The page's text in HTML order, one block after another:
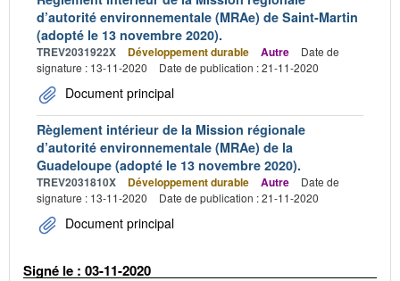
d’autorité environnementale (MRAe) de Saint-Martin
(adopté le 13 novembre 2020).
TREV2031922X Développement durable Autre
Date de
signature : 13-11-2020
Date de publication : 21-11-2020
Document principal
Règlement intérieur de la Mission régionale
d’autorité environnementale (MRAe) de la
Guadeloupe (adopté le 13 novembre 2020).
TREV2031810X Développement durable Autre
Date de
signature : 13-11-2020
Date de publication : 21-11-2020
Document principal
Signé le : 03-11-2020